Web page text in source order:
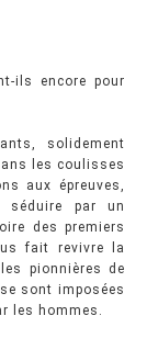
ils encore pour
solidement
les coulisses
aux épreuves,
par un
des premiers
fait revivre la
pionnières de
sont imposées
les hommes.